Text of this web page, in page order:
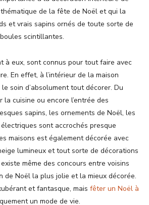
de la fête de Noël et qui la
et vrais sapins ornés de toute sorte de
scintillantes.
à eux, sont connus pour tout faire avec
En effet, à l’intérieur de la maison
soin d’absolument tout décorer. Du
la cuisine ou encore l’entrée des
sapins, les ornements de Noël, les
sont accrochés presque
maisons est également décorée avec
lumineux et tout sorte de décorations
même des concours entre voisins
de Noël la plus jolie et la mieux décorée.
et fantasque, mais fêter un Noël à
un mode de vie.